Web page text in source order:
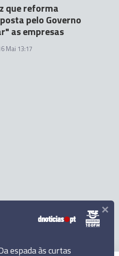
que reforma
pelo Governo
as empresas
Mai 13:17
espada às curtas
×